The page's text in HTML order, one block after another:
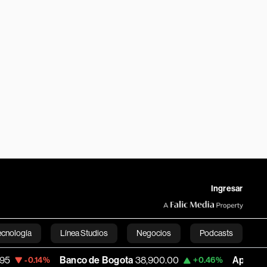
Ingresar
Línea Studios Negocios Podcasts
English
Banco de Bogota 38,900.00 +0.46% Apple 313.305